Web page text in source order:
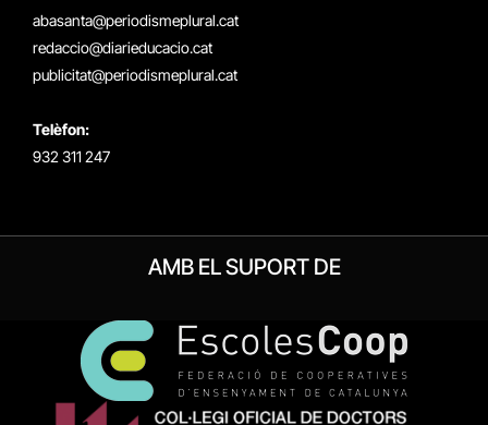
abasanta@periodismeplural.cat
redaccio@diarieducacio.cat
publicitat@periodismeplural.cat
Telèfon:
932 311 247
AMB EL SUPORT DE